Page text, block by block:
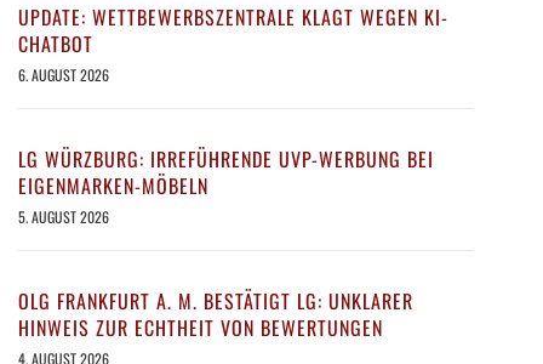
UPDATE: WETTBEWERBSZENTRALE KLAGT WEGEN KI-
CHATBOT
6. AUGUST 2026
LG WÜRZBURG: IRREFÜHRENDE UVP-WERBUNG BEI
EIGENMARKEN-MÖBELN
5. AUGUST 2026
OLG FRANKFURT A. M. BESTÄTIGT LG: UNKLARER
HINWEIS ZUR ECHTHEIT VON BEWERTUNGEN
4. AUGUST 2026